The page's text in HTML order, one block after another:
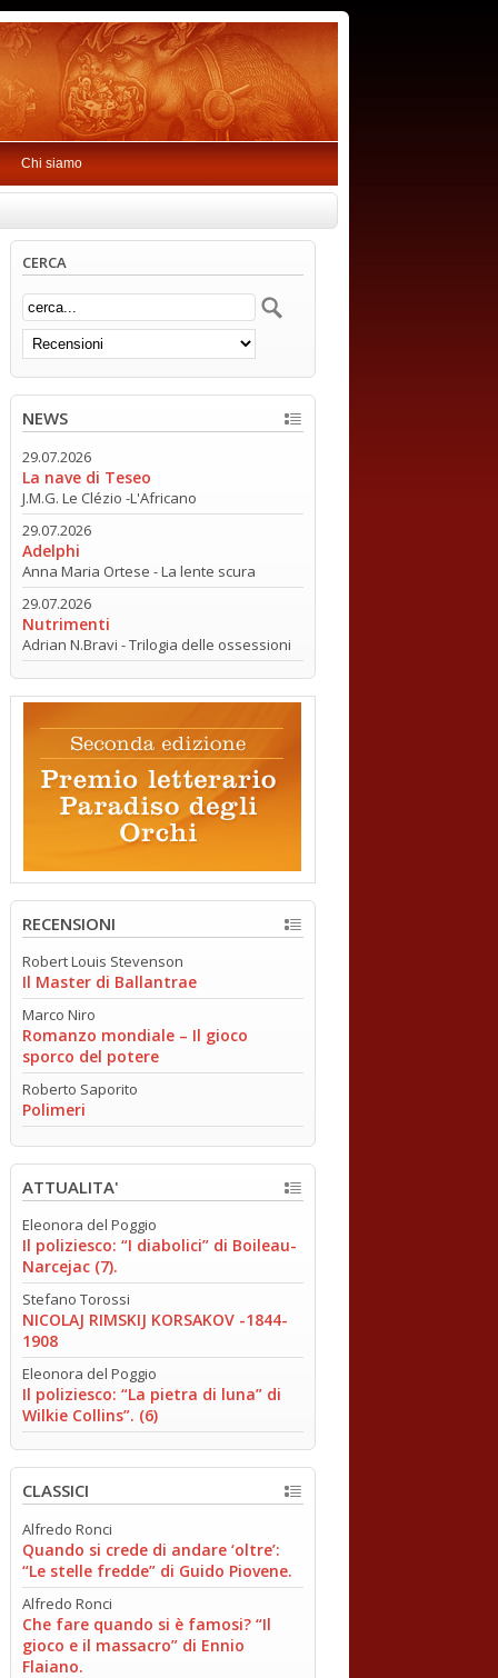
Chi siamo
CERCA
NEWS
29.07.2026
La nave di Teseo
J.M.G. Le Clézio -L'Africano
29.07.2026
Adelphi
Anna Maria Ortese - La lente scura
29.07.2026
Nutrimenti
Adrian N.Bravi - Trilogia delle ossessioni
RECENSIONI
Robert Louis Stevenson
Il Master di Ballantrae
Marco Niro
Romanzo mondiale – Il gioco
sporco del potere
Roberto Saporito
Polimeri
ATTUALITA'
Eleonora del Poggio
Il poliziesco: “I diabolici” di Boileau-
Narcejac (7).
Stefano Torossi
NICOLAJ RIMSKIJ KORSAKOV -1844-
1908
Eleonora del Poggio
Il poliziesco: “La pietra di luna” di
Wilkie Collins”. (6)
CLASSICI
Alfredo Ronci
Quando si crede di andare ‘oltre’:
“Le stelle fredde” di Guido Piovene.
Alfredo Ronci
Che fare quando si è famosi? “Il
gioco e il massacro” di Ennio
Flaiano.